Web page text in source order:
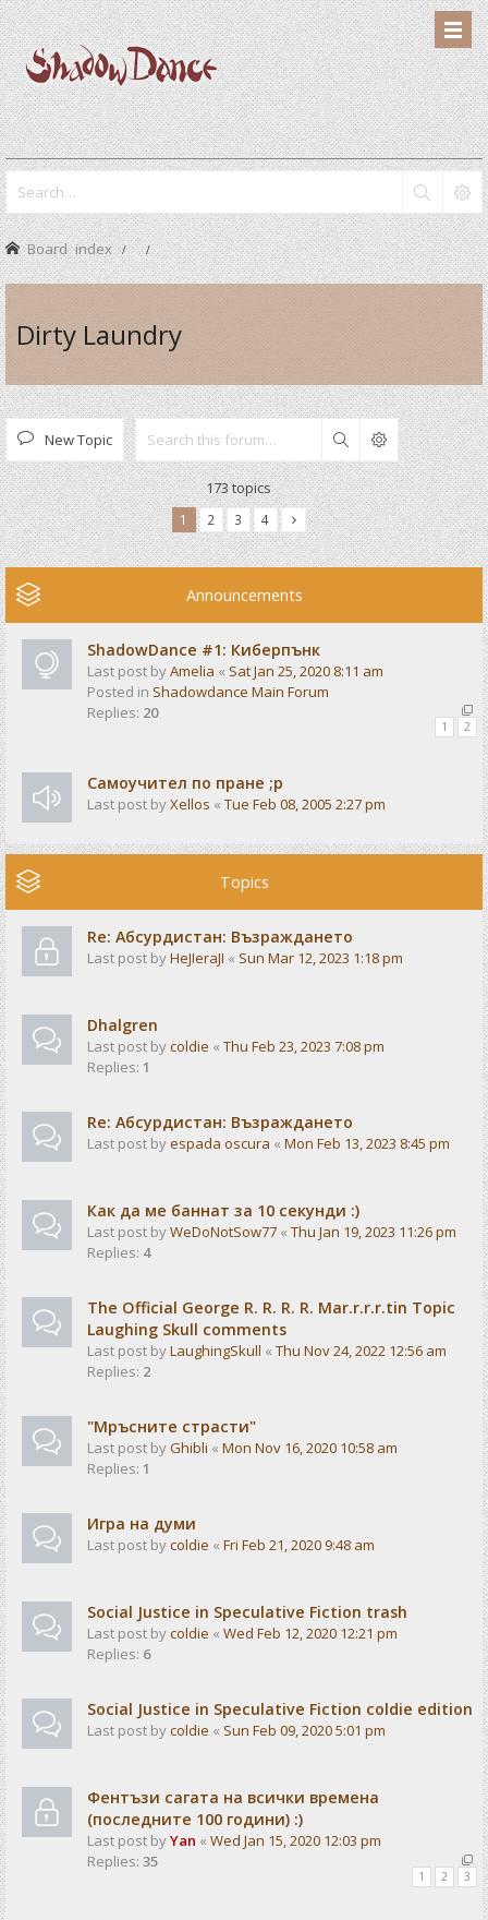
Board index
Dirty Laundry
New Topic Search
173 topics
1 2 3 4
Announcements
ShadowDance #1: Киберпънк
Last post byAmelia « Sat Jan 25, 2020 8:11 am
Posted in Shadowdance Main Forum
Replies: 20
1 2
Самоучител по пране ;р
Last post byXellos « Tue Feb 08, 2005 2:27 pm
Topics
Re: Абсурдистан: Възраждането
Last post byHeJIeraJI « Sun Mar 12, 2023 1:18 pm
Dhalgren
Last post bycoldie « Thu Feb 23, 2023 7:08 pm
Replies: 1
Re: Абсурдистан: Възраждането
Last post byespada oscura « Mon Feb 13, 2023 8:45 pm
Как да ме баннат за 10 секунди :)
Last post byWeDoNotSow77 « Thu Jan 19, 2023 11:26 pm
Replies: 4
The Official George R. R. R. R. Mar.r.r.r.tin Topic
Laughing Skull comments
Last post byLaughingSkull « Thu Nov 24, 2022 12:56 am
Replies: 2
"Мръсните страсти"
Last post byGhibli « Mon Nov 16, 2020 10:58 am
Replies: 1
Игра на думи
Last post bycoldie « Fri Feb 21, 2020 9:48 am
Social Justice in Speculative Fiction trash
Last post bycoldie « Wed Feb 12, 2020 12:21 pm
Replies: 6
Social Justice in Speculative Fiction coldie edition
Last post bycoldie « Sun Feb 09, 2020 5:01 pm
Фентъзи сагата на всички времена
(последните 100 години) :)
Last post byYan « Wed Jan 15, 2020 12:03 pm
Replies: 35
1 2 3